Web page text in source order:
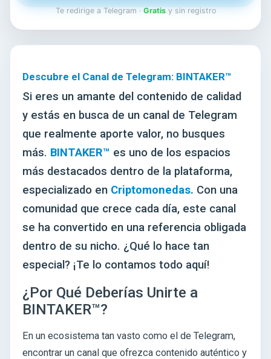
Te redirige a Telegram · Gratisy sin registro
Descubre el Canal de Telegram: BINTAKER™
Si eres un amante del contenido de calidad
y estás en busca de un canal de Telegram
que realmente aporte valor, no busques
más. BINTAKER™ es uno de los espacios
más destacados dentro de la plataforma,
especializado en Criptomonedas. Con una
comunidad que crece cada día, este canal
se ha convertido en una referencia obligada
dentro de su nicho. ¿Qué lo hace tan
especial? ¡Te lo contamos todo aquí!
¿Por Qué Deberías Unirte a
BINTAKER™?
En un ecosistema tan vasto como el de Telegram,
encontrar un canal que ofrezca contenido auténtico y